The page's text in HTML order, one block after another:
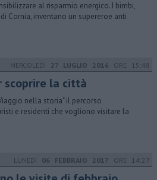
al risparmio energico. I bimbi,
Cornia, inventano un supereroe anti
MERCOLEDÌ 27 LUGLIO 2016 ORE 15:48
la città
nella storia" il percorso
e residenti che vogliono visitare la
LUNEDÌ 06 FEBBRAIO 2017 ORE 14:27